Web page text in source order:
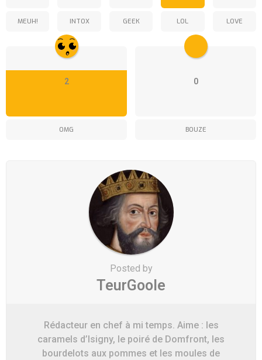
MEUH! INTOX GEEK LOL LOVE
2
OMG
0
BOUZE
Posted by
TeurGoole
Rédacteur en chef à mi temps. Aime : les
caramels d’Isigny, le poiré de Domfront, les
bourdelots aux pommes et les moules de